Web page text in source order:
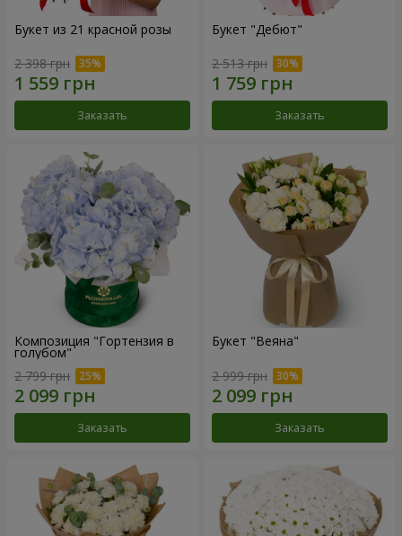
Букет из 21 красной розы
2 398 грн
Заказать
Букет "Дебют"
2 513 грн
Заказать
Композиция "Гортензия в
голубом"
2 799 грн
Заказать
Букет "Веяна"
2 999 грн
Заказать